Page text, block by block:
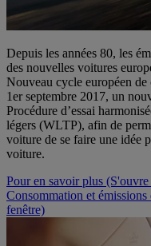
Depuis les années 80, les
des nouvelles voitures
Nouveau cycle européen
1er septembre 2017, un
Procédure d’essai
légers (WLTP), afin de
voiture de se faire une idée
voiture.
Pour en savoir plus (S'ouvre
Consommation et émissions
fenêtre)